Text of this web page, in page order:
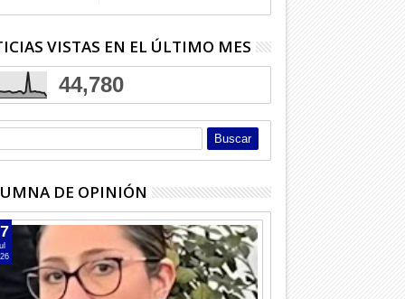
VISTAS EN EL ÚLTIMO MES
44,780
DE OPINIÓN